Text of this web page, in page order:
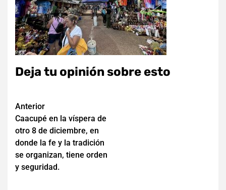
Deja tu opinión sobre esto
Navegación
de
entradas
Anterior
Caacupé en la víspera de
otro 8 de diciembre, en
donde la fe y la tradición
se organizan, tiene orden
y seguridad.